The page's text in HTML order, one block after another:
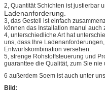
2, Quantität Schichten ist justierbar
Ladenanforderung.
3, das Gestell ist einfach
können das Installation manul auch
4, unterschiedliche Art hat
uns, dass Ihre
Entwurfskombination versehen.
5, strenge Rohstoffsteuerung und
guaranttee die Qualität, zum Sie
6 außerdem Soem ist auch unter
Bild: